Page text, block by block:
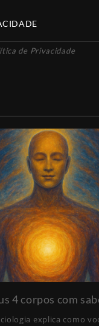
de Privacidade
4 corpos com
explica como